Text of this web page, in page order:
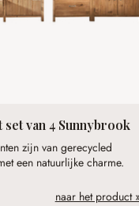
set van 4 Sunnybrook
zijn van gerecycled
een natuurlijke charme.
naar het product